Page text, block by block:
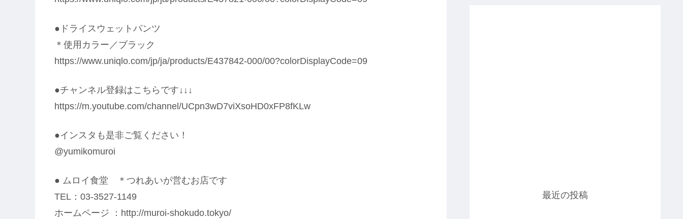
●ドライスウェットパンツ
＊使用カラー／ブラック
https://www.uniqlo.com/jp/ja/products/E437842-000/00?colorDisplayCode=09
●チャンネル登録はこちらです↓↓↓
https://m.youtube.com/channel/UCpn3wD7viXsoHD0xFP8fKLw
●インスタも是非ご覧ください！
@yumikomuroi
● ムロイ食堂 ＊つれあいが営むお店です
TEL：03-3527-1149
ホームページ ：http://muroi-shokudo.tokyo/
最近の投稿